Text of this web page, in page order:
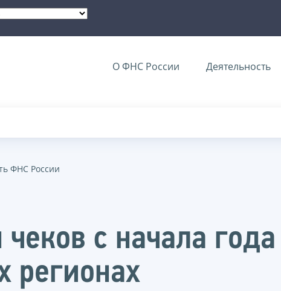
О ФНС России Деятельность
ФНС России
с начала
регионах